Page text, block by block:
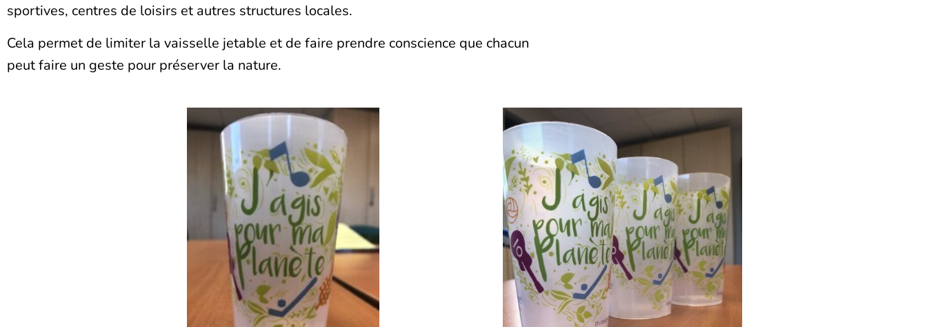
sportives, centres de loisirs et autres structures locales.
Cela permet de limiter la vaisselle jetable et de faire prendre conscience que chacun
peut faire un geste pour préserver la nature.